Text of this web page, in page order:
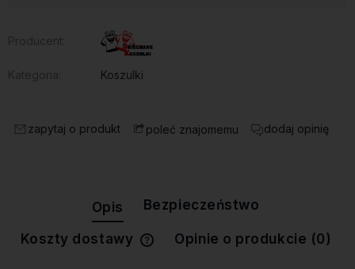
Koszulki
zapytaj o produkt poleć znajomemu dodaj opinię
Opis Bezpieczeństwo
Koszty dostawy
Cena nie zawiera ewentualnych
Opinie o produkcie (0)